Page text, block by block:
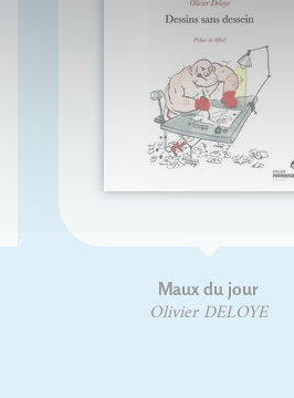
Maux du jour
Olivier DELOYE